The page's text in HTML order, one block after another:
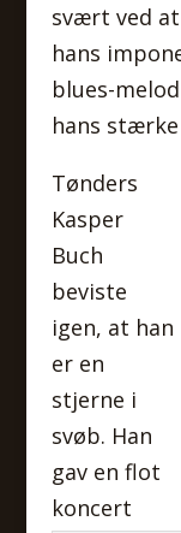
svært ved
hans
blues-
hans stærke
Tønders
Kasper
Buch
beviste
igen, at han
er en
stjerne i
svøb. Han
gav en flot
koncert